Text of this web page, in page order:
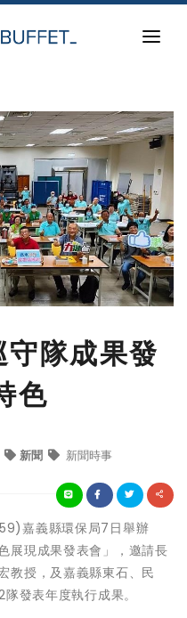
隊成果發
色
新聞 新聞時事
嘉義縣環保局7日舉辦
展現成果發表會」，邀請長
教授，及嘉義縣東石、民
發表年度執行成果。